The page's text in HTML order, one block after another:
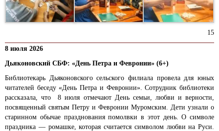
15
8 июля 2026
Дьяконовский СБФ: «День Петра и Февронии» (6+)
Библиотекарь Дьяконовского сельского филиала провела для юных
читателей беседу «День Петра и Февронии». Сотрудник библиотеки
рассказала, что 8 июля отмечают День семьи, любви и верности,
посвященный святым Петру и Февронии Муромским. Дети узнали о
старинном обычае празднования помолвки в этот день. О символе
праздника — ромашке, которая считается символом любви на Руси.